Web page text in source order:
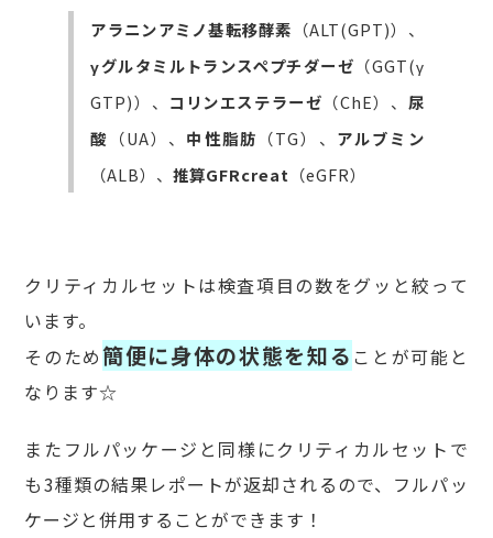
アラニンアミノ基転移酵素 （ALT(GPT)）、
γグルタミルトランスペプチダーゼ （GGT(γ
GTP)）、 コリンエステラーゼ （ChE）、 尿
酸 （UA）、 中性脂肪 （TG）、 アルブミン
（ALB）、推算GFRcreat （eGFR）
クリティカルセットは検査項目の数をグッと絞って
います。
そのため簡便に身体の状態を知る ことが可能と
なります☆
またフルパッケージと同様にクリティカルセットで
も3種類の結果レポートが返却されるので、フルパッ
ケージと併用することができます！